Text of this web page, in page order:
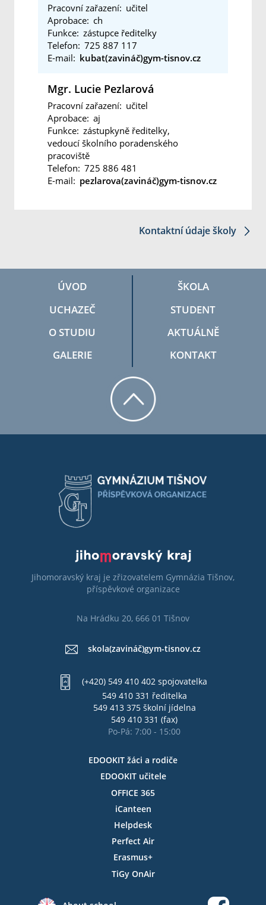
Pracovní zařazení: učitel
Aprobace: ch
Funkce: zástupce ředitelky
Telefon: 725 887 117
E-mail: kubat(zavináč)gym-tisnov.cz
Mgr. Lucie Pezlarová
Pracovní zařazení: učitel
Aprobace: aj
Funkce: zástupkyně ředitelky,
vedoucí školního poradenského
pracoviště
Telefon: 725 886 481
E-mail: pezlarova(zavináč)gym-tisnov.cz
Kontaktní údaje školy
ÚVOD
ŠKOLA
UCHAZEČ
STUDENT
O STUDIU
AKTUÁLNĚ
GALERIE
KONTAKT
Jihomoravský kraj je zřizovatelem Gymnázia Tišnov,
příspěvkové organizace
Na Hrádku 20, 666 01 Tišnov
skola(zavináč)gym-tisnov.cz
(+420) 549 410 402 spojovatelka
549 410 331 ředitelka
549 413 375 školní jídelna
549 410 331 (fax)
Po-Pá: 7:00 - 15:00
EDOOKIT žáci a rodiče
EDOOKIT učitele
OFFICE 365
iCanteen
Helpdesk
Perfect Air
Erasmus+
TiGy OnAir